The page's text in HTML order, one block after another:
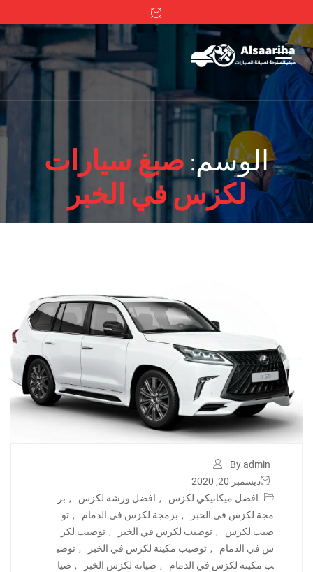
الوسم: صبغ سيارات
لكزس في الخبر
By admin
ديسمبر 20, 2020
افضل ميكانيكي لكزس
, افضل ورشة لكزس , بر
مجة لكزس في الخبر
, برمجة لكزس في الدمام , تو
ضيب لكزس
, توضيب لكزس في الخبر , توضيب لكز
س في الدمام
, توضيب مكينة لكزس في الخبر , توضي
ب مكينة لكزس في الدمام
, صيانة لكزس الخبر , صيا